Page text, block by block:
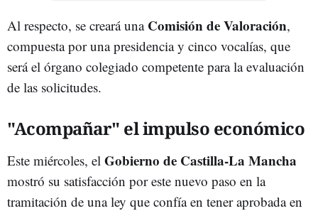
Al respecto, se creará una Comisión de Valoración,
compuesta por una presidencia y cinco vocalías, que
será el órgano colegiado competente para la evaluación
de las solicitudes.
"Acompañar" el impulso económico
Este miércoles, el Gobierno de Castilla-La Mancha
mostró su satisfacción por este nuevo paso en la
tramitación de una ley que confía en tener aprobada en